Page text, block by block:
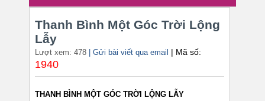
Thanh Bình Một Góc Trời Lộng
Lẫy
Lượt xem: 478 | Gửi bài viết qua email | Mã số:
1940
THANH BÌNH MỘT GÓC TRỜI LỘNG LẪY